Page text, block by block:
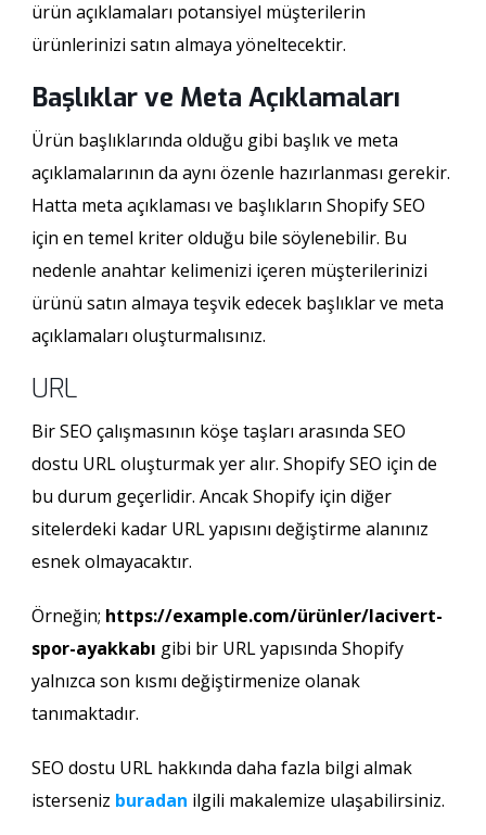
ürün açıklamaları potansiyel müşterilerin
ürünlerinizi satın almaya yöneltecektir.
Başlıklar ve Meta Açıklamaları
Ürün başlıklarında olduğu gibi başlık ve meta
açıklamalarının da aynı özenle hazırlanması gerekir.
Hatta meta açıklaması ve başlıkların Shopify SEO
için en temel kriter olduğu bile söylenebilir. Bu
nedenle anahtar kelimenizi içeren müşterilerinizi
ürünü satın almaya teşvik edecek başlıklar ve meta
açıklamaları oluşturmalısınız.
URL
Bir SEO çalışmasının köşe taşları arasında SEO
dostu URL oluşturmak yer alır. Shopify SEO için de
bu durum geçerlidir. Ancak Shopify için diğer
sitelerdeki kadar URL yapısını değiştirme alanınız
esnek olmayacaktır.
Örneğin; https://example.com/ürünler/lacivert-
spor-ayakkabı gibi bir URL yapısında Shopify
yalnızca son kısmı değiştirmenize olanak
tanımaktadır.
SEO dostu URL hakkında daha fazla bilgi almak
isterseniz buradan ilgili makalemize ulaşabilirsiniz.